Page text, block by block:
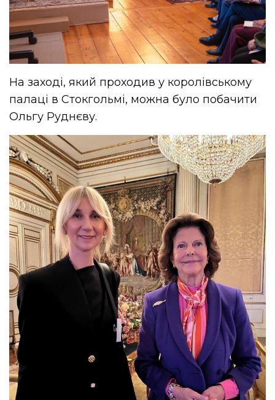
На заході, який проходив у королівському
палаці в Стокгольмі, можна було побачити
Ольгу Руднєву.